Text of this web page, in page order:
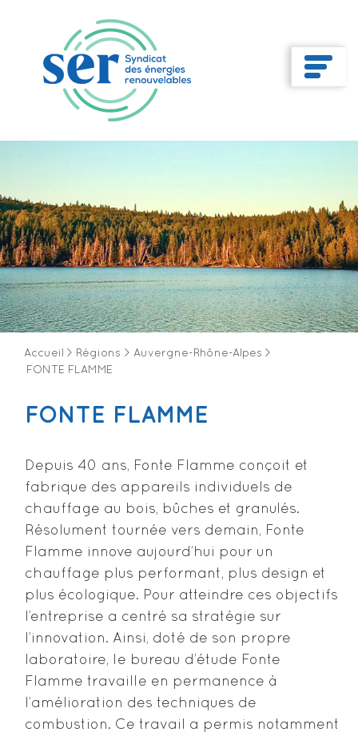
Accueil > Régions > Auvergne-Rhône-Alpes >
FONTE FLAMME
FONTE FLAMME
Depuis 40 ans, Fonte Flamme conçoit et
fabrique des appareils individuels de
chauffage au bois, bûches et granulés.
Résolument tournée vers demain, Fonte
Flamme innove aujourd’hui pour un
chauffage plus performant, plus design et
plus écologique. Pour atteindre ces objectifs
l’entreprise a centré sa stratégie sur
l’innovation. Ainsi, doté de son propre
laboratoire, le bureau d’étude Fonte
Flamme travaille en permanence à
l’amélioration des techniques de
combustion. Ce travail a permis notamment